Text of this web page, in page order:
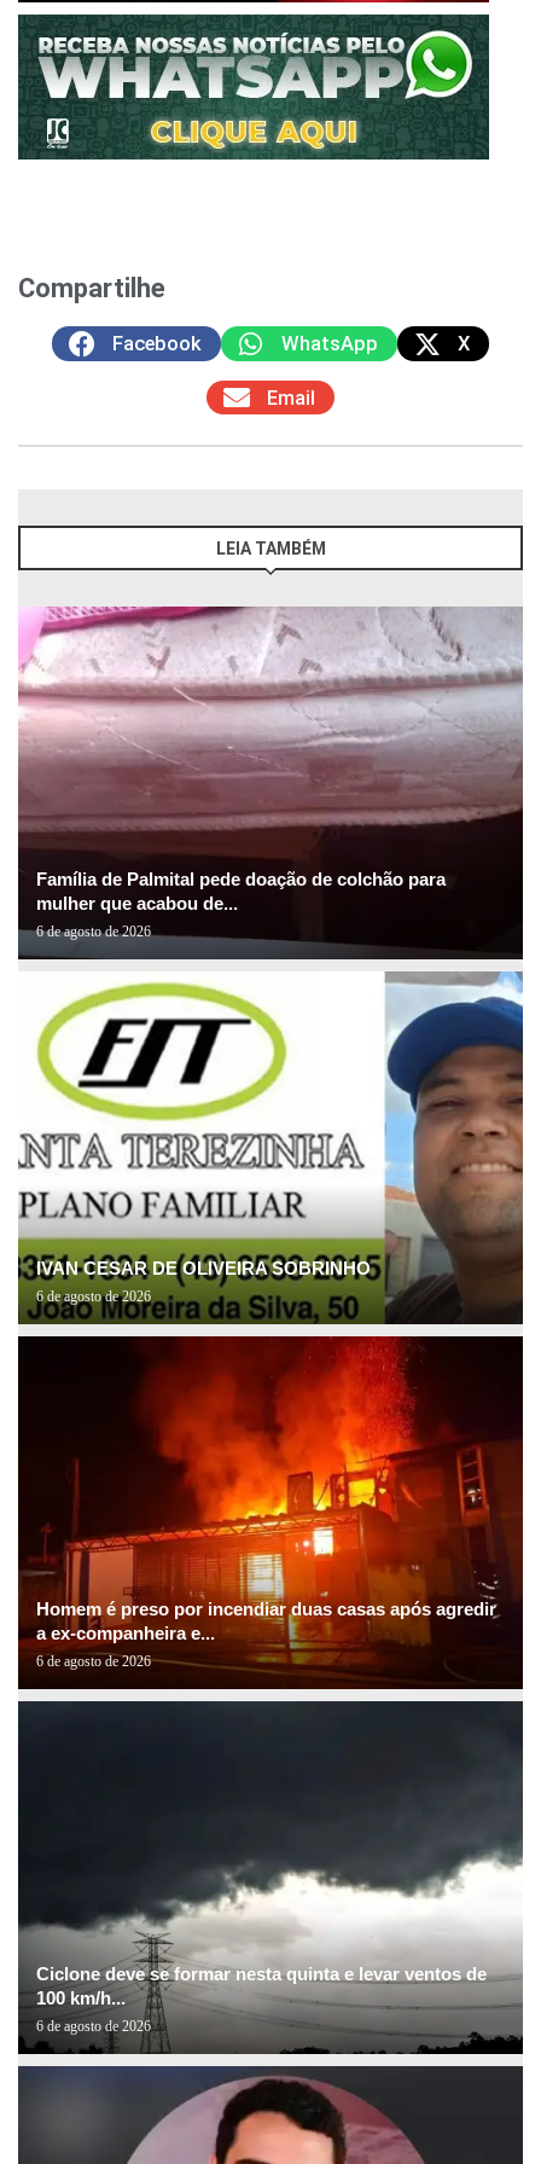
Compartilhe
Facebook WhatsApp X
Email
LEIA TAMBÉM
Família de Palmital pede doação de colchão para
mulher que acabou de...
6 de agosto de 2026
IVAN CESAR DE OLIVEIRA SOBRINHO
6 de agosto de 2026
Homem é preso por incendiar duas casas após agredir
a ex-companheira e...
6 de agosto de 2026
Ciclone deve se formar nesta quinta e levar ventos de
100 km/h...
6 de agosto de 2026